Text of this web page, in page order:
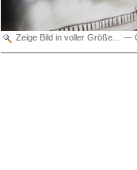
Zeige Bild in voller Größe… —